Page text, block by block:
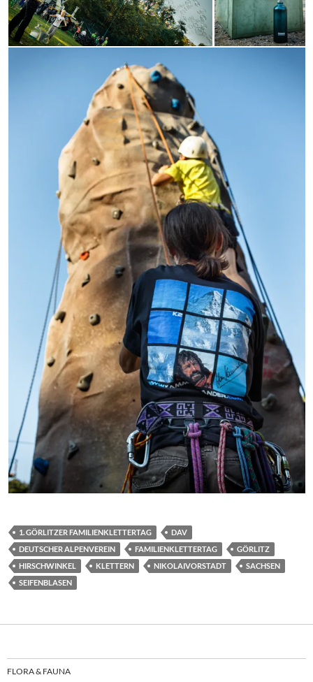
1. GÖRLITZER FAMILIENKLETTERTAG
DAV
DEUTSCHER ALPENVEREIN
FAMILIENKLETTERTAG
GÖRLITZ
HIRSCHWINKEL
KLETTERN NIKOLAIVORSTADT
SACHSEN
SEIFENBLASEN
FLORA & FAUNA